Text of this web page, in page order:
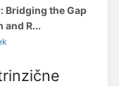
Bridging the Gap
and R...